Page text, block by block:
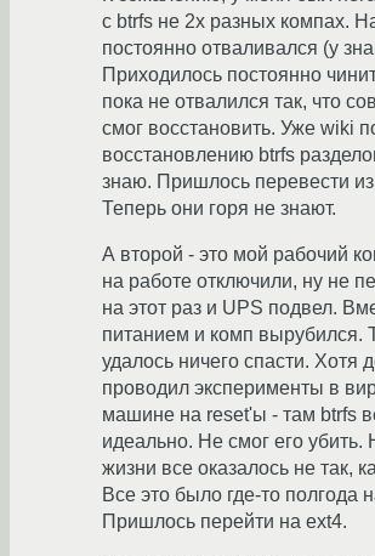
с btrfs не 2х разных компах.
постоянно отваливался (у
Приходилось постоянно
пока не отвалился так, что
смог восстановить. Уже wiki
восстановлению btrfs
знаю. Пришлось перевести
Теперь они горя не знают.
А второй - это мой рабочий
на работе отключили, ну не
на этот раз и UPS подвел.
питанием и комп вырубился.
удалось ничего спасти. Хотя
проводил эксперименты в
машине на reset'ы - там btrfs
идеально. Не смог его убить.
жизни все оказалось не так,
Все это было где-то полгода
Пришлось перейти на ext4.